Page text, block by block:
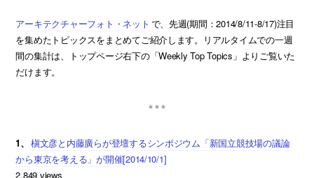
アーキテクチャーフォト・ネット で、先週(期間：2014/8/11-8/17)注目
を集めたトピックスをまとめてご紹介します。リアルタイムでの一週
間の集計は、トップページ右下の「Weekly Top Topics」よりご覧いた
だけます。
1、
槇文彦と内藤廣らが登壇するシンポジウム「新国立競技場の議論
から東京を考える」が開催[2014/10/1]
2,849 views